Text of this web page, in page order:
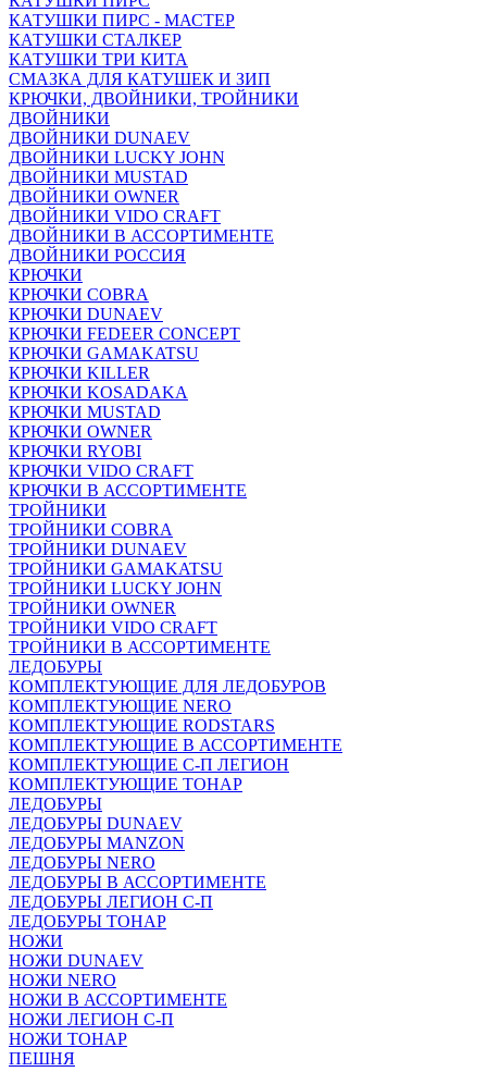
КАТУШКИ ПИРС - МАСТЕР
КАТУШКИ СТАЛКЕР
КАТУШКИ ТРИ КИТА
СМАЗКА ДЛЯ КАТУШЕК И ЗИП
КРЮЧКИ, ДВОЙНИКИ, ТРОЙНИКИ
ДВОЙНИКИ
ДВОЙНИКИ DUNAEV
ДВОЙНИКИ LUCKY JOHN
ДВОЙНИКИ MUSTAD
ДВОЙНИКИ OWNER
ДВОЙНИКИ VIDO CRAFT
ДВОЙНИКИ В АССОРТИМЕНТЕ
ДВОЙНИКИ РОССИЯ
КРЮЧКИ
КРЮЧКИ COBRA
КРЮЧКИ DUNAEV
КРЮЧКИ FEDEER CONCEPT
КРЮЧКИ GAMAKATSU
КРЮЧКИ KILLER
КРЮЧКИ KOSADAKA
КРЮЧКИ MUSTAD
КРЮЧКИ OWNER
КРЮЧКИ RYOBI
КРЮЧКИ VIDO CRAFT
КРЮЧКИ В АССОРТИМЕНТЕ
ТРОЙНИКИ
ТРОЙНИКИ COBRA
ТРОЙНИКИ DUNAEV
ТРОЙНИКИ GAMAKATSU
ТРОЙНИКИ LUCKY JOHN
ТРОЙНИКИ OWNER
ТРОЙНИКИ VIDO CRAFT
ТРОЙНИКИ В АССОРТИМЕНТЕ
ЛЕДОБУРЫ
КОМПЛЕКТУЮЩИЕ ДЛЯ ЛЕДОБУРОВ
КОМПЛЕКТУЮЩИЕ NERO
КОМПЛЕКТУЮЩИЕ RODSTARS
КОМПЛЕКТУЮЩИЕ В АССОРТИМЕНТЕ
КОМПЛЕКТУЮЩИЕ С-П ЛЕГИОН
КОМПЛЕКТУЮЩИЕ ТОНАР
ЛЕДОБУРЫ
ЛЕДОБУРЫ DUNAEV
ЛЕДОБУРЫ MANZON
ЛЕДОБУРЫ NERO
ЛЕДОБУРЫ В АССОРТИМЕНТЕ
ЛЕДОБУРЫ ЛЕГИОН С-П
ЛЕДОБУРЫ ТОНАР
НОЖИ
НОЖИ DUNAEV
НОЖИ NERO
НОЖИ В АССОРТИМЕНТЕ
НОЖИ ЛЕГИОН С-П
НОЖИ ТОНАР
ПЕШНЯ